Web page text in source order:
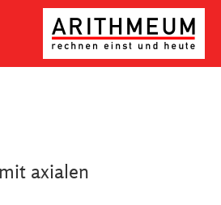
axialen